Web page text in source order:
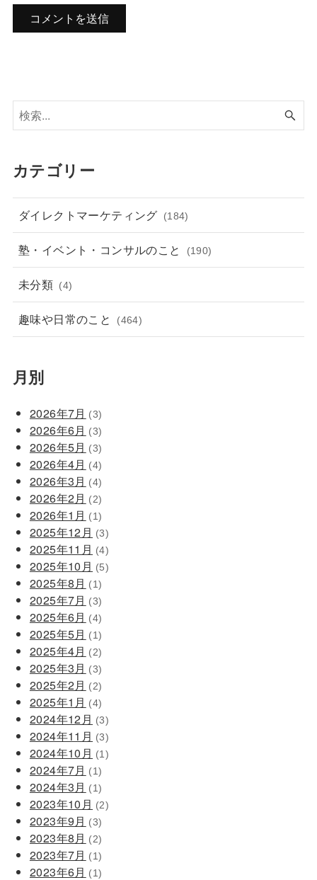
カテゴリー
ダイレクトマーケティング (184)
塾・イベント・コンサルのこと (190)
未分類 (4)
趣味や日常のこと (464)
月別
2026年7月 (3)
2026年6月 (3)
2026年5月 (3)
2026年4月 (4)
2026年3月 (4)
2026年2月 (2)
2026年1月 (1)
2025年12月 (3)
2025年11月 (4)
2025年10月 (5)
2025年8月 (1)
2025年7月 (3)
2025年6月 (4)
2025年5月 (1)
2025年4月 (2)
2025年3月 (3)
2025年2月 (2)
2025年1月 (4)
2024年12月 (3)
2024年11月 (3)
2024年10月 (1)
2024年7月 (1)
2024年3月 (1)
2023年10月 (2)
2023年9月 (3)
2023年8月 (2)
2023年7月 (1)
2023年6月 (1)